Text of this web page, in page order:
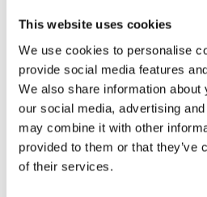
This website uses cookies
We use cookies to personalise
provide social media features
We also share information
our social media, advertising
may combine it with other
provided to them or that they’ve
of their services.
Une plateforme
l’avenir avec